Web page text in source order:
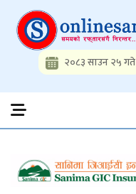
content
Onlinesamaya.com
Nepal News Portal,
Politics, Science,
Watch, Movies
२०८३ साउन २५ गते